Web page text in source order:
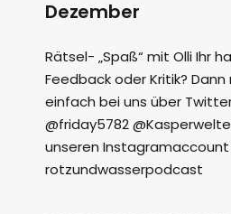
Dezember
Rätsel- „Spaß“ mit Olli Ihr
Feedback oder Kritik?
einfach bei uns über
@friday5782
unseren
rotzundwasserpodcast